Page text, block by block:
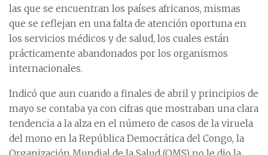
las que se encuentran los países africanos, mismas
que se reflejan en una falta de atención oportuna en
los servicios médicos y de salud, los cuales están
prácticamente abandonados por los organismos
internacionales.
Indicó que aun cuando a finales de abril y principios de
mayo se contaba ya con cifras que mostraban una clara
tendencia a la alza en el número de casos de la viruela
del mono en la República Democrática del Congo, la